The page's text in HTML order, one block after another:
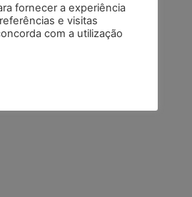
fornecer a experiência
e visitas
com a utilização